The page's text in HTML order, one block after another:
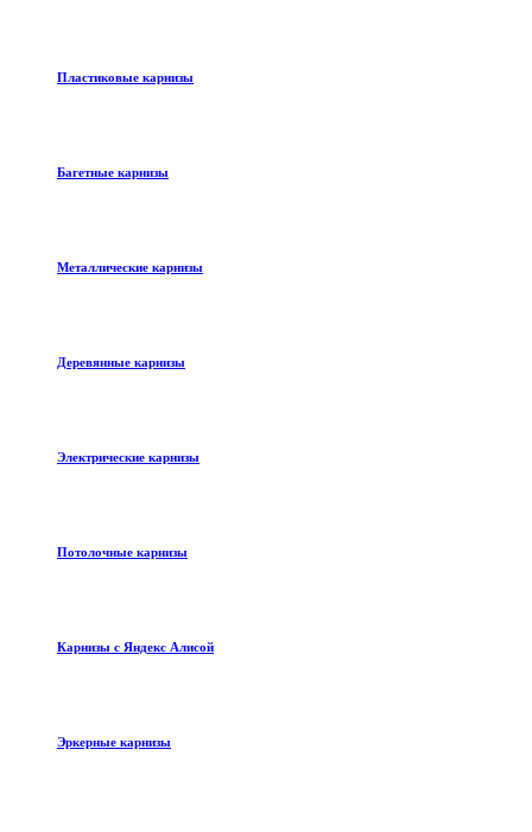
Пластиковые карнизы
Багетные карнизы
Металлические карнизы
Деревянные карнизы
Электрические карнизы
Потолочные карнизы
Карнизы с Яндекс Алисой
Эркерные карнизы